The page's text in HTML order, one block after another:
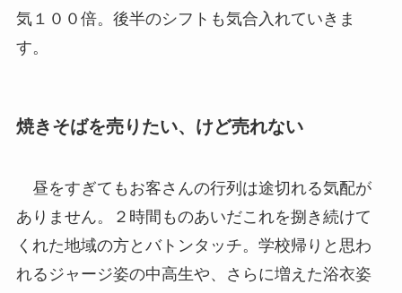
気１００倍。後半のシフトも気合入れていきま
す。
焼きそばを売りたい、けど売れない
昼をすぎてもお客さんの行列は途切れる気配が
ありません。２時間ものあいだこれを捌き続けて
くれた地域の方とバトンタッチ。学校帰りと思わ
れるジャージ姿の中高生や、さらに増えた浴衣姿